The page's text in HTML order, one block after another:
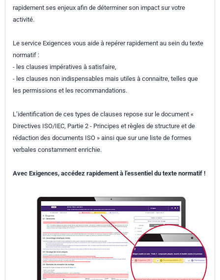
rapidement ses enjeux afin de déterminer son impact sur votre
activité.
Le service Exigences vous aide à repérer rapidement au sein du texte
normatif :
- les clauses impératives à satisfaire,
- les clauses non indispensables mais utiles à connaitre, telles que
les permissions et les recommandations.
L’identification de ces types de clauses repose sur le document «
Directives ISO/IEC, Partie 2 - Principes et règles de structure et de
rédaction des documents ISO » ainsi que sur une liste de formes
verbales constamment enrichie.
Avec Exigences, accédez rapidement à l’essentiel du texte normatif !